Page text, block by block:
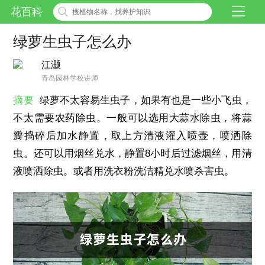
花百科
绿萝生虫子怎么办
江灏
青岛园林学校讲师
摘要 绿萝不太容易生虫子，如果有也是一些小飞虫，
不太需要农药除虫。一般可以选用大蒜水除虫，将蒜
瓣捣碎后加水静置，取上方清液灌入喷壶，喷洒除
虫。还可以用烟丝兑水，静置8小时后过滤烟丝，用清
液喷洒除虫。或者用洗衣粉洗洁精兑水喷杀害虫。